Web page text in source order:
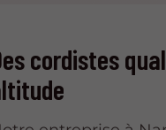
cordistes